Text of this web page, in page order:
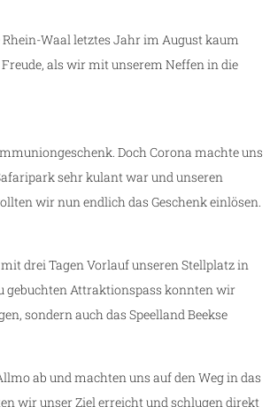
Waal letztes Jahr im August kaum
als wir mit unserem Neffen in die
Doch Corona machte uns
sehr kulant war und unseren
wir nun endlich das Geschenk einlösen.
drei Tagen Vorlauf unseren Stellplatz in
gebuchten Attraktionspass konnten wir
sondern auch das Speelland Beekse
ab und machten uns auf den Weg in das
wir unser Ziel erreicht und schlugen direkt